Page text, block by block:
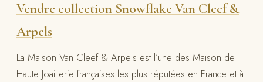
Vendre collection Snowflake Van Cleef &
Arpels
La Maison Van Cleef & Arpels est l’une des Maison de
Haute Joaillerie françaises les plus réputées en France et à